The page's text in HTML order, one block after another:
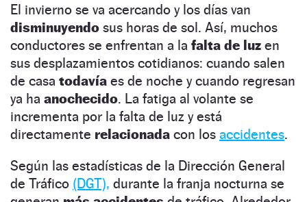
El invierno se va acercando y los días van
disminuyendo sus horas de sol. Así, muchos
conductores se enfrentan a la falta de luz en
sus desplazamientos cotidianos: cuando salen
de casa todavía es de noche y cuando regresan
ya ha anochecido. La fatiga al volante se
incrementa por la falta de luz y está
directamente relacionada con los accidentes.
Según las estadísticas de la Dirección General
de Tráfico (DGT), durante la franja nocturna se